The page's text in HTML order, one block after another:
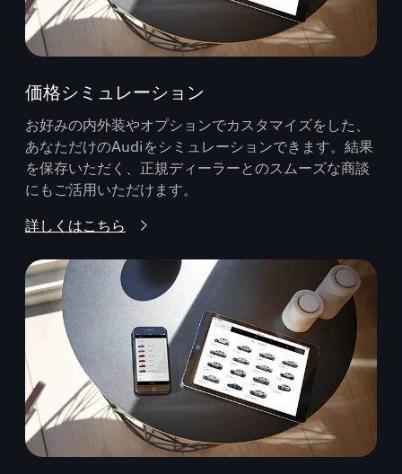
価格シミュレーション
お好みの内外装やオプションでカスタマイズをした、
あなただけのAudiをシミュレーションできます。結果
を保存いただく、正規ディーラーとのスムーズな商談
にもご活用いただけます。
詳しくはこちら